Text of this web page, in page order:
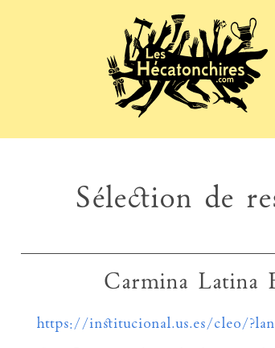
Sélection de
Carmina Latina
https://institucional.us.es/cleo/